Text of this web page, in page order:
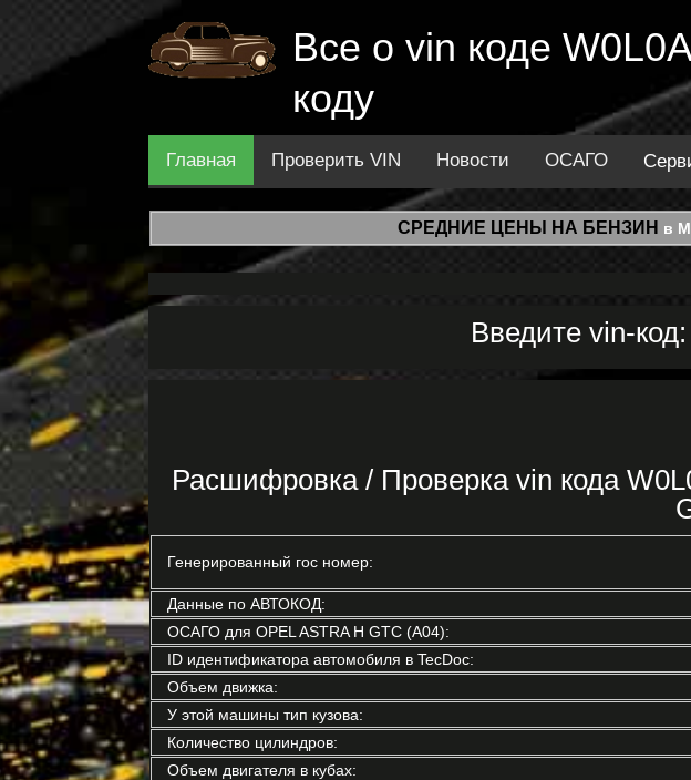
Все о vin коде
коду
Главная Проверить VIN Новости ОСАГО
СРЕДНИЕ ЦЕНЫ НА БЕНЗИН в
Введите vin-код:
Расшифровка / Проверка vin кода
Генерированный гос номер:
Данные по АВТОКОД:
ОСАГО для OPEL ASTRA H GTC (A04):
ID идентификатора автомобиля в TecDoc:
Объем движка:
У этой машины тип кузова:
Количество цилиндров:
Объем двигателя в кубах: